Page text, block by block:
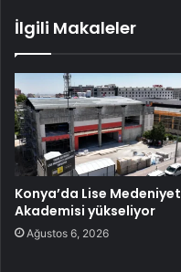
İlgili Makaleler
Konya’da Lise Medeniyet
Akademisi yükseliyor
Ağustos 6, 2026